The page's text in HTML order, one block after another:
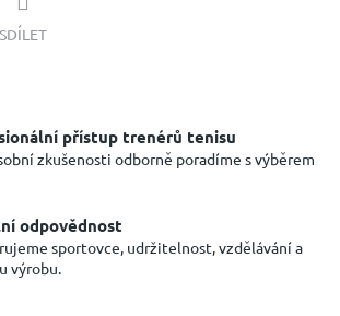
SDÍLET
přístup trenérů tenisu
zkušenosti odborně poradíme s výběrem
odpovědnost
sportovce, udržitelnost, vzdělávání a
výrobu.